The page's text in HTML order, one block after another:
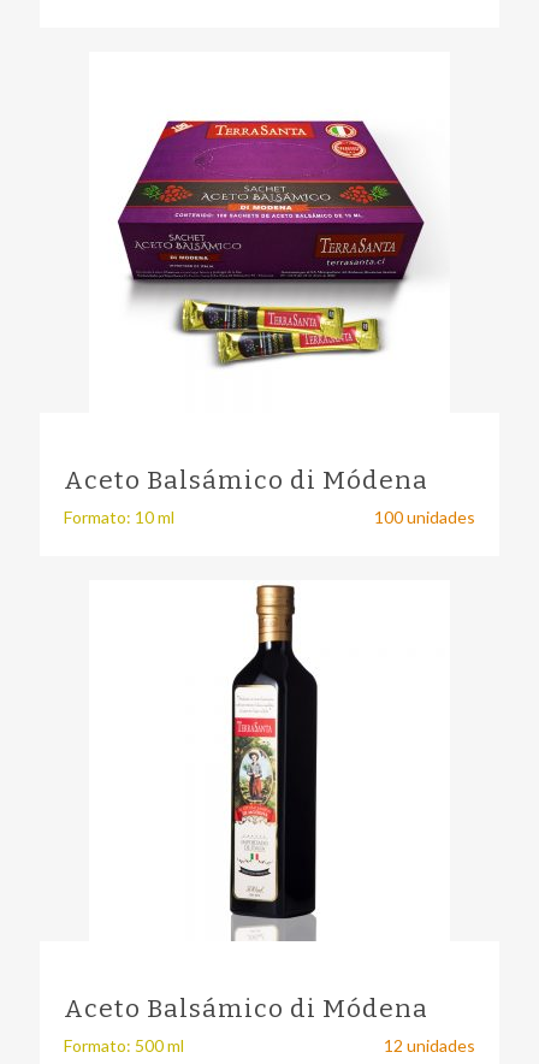
Aceto Balsámico di Módena
Formato: 10 ml 100 unidades
Aceto Balsámico di Módena
Formato: 500 ml 12 unidades